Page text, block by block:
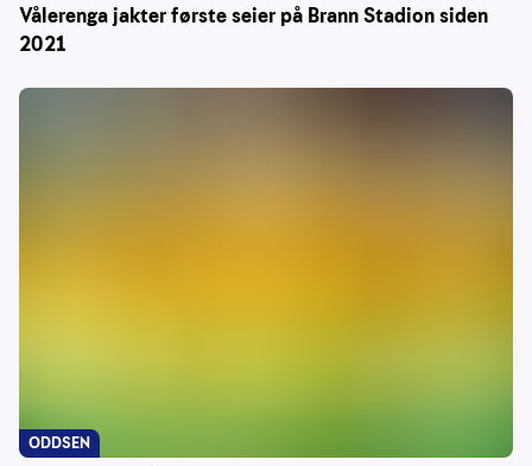
Vålerenga jakter første seier på Brann Stadion siden
2021
ODDSEN